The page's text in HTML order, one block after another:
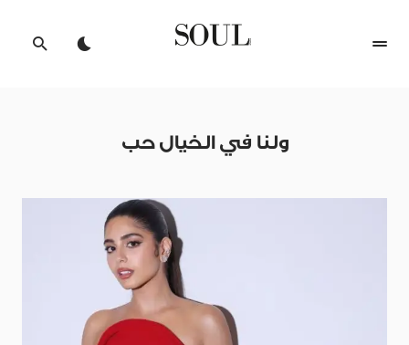
ولنا في الخيال حب